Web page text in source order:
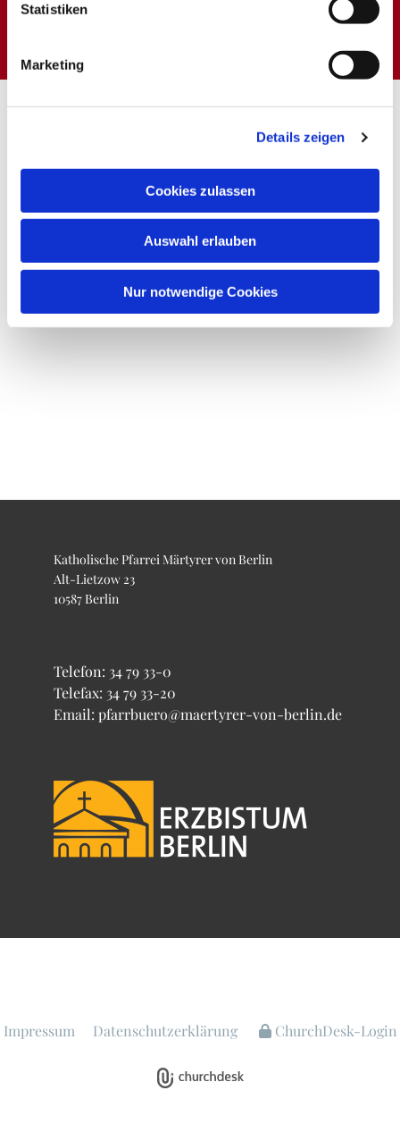
Statistiken
Marketing
Details zeigen
Cookies zulassen
Auswahl erlauben
Nur notwendige Cookies
Katholische Pfarrei Märtyrer von Berlin
Alt-Lietzow 23
10587 Berlin
Telefon: 34 79 33-0
Telefax: 34 79 33-20
Email: pfarrbuero@maertyrer-von-berlin.de
Impressum Datenschutzerklärung ChurchDesk-Login